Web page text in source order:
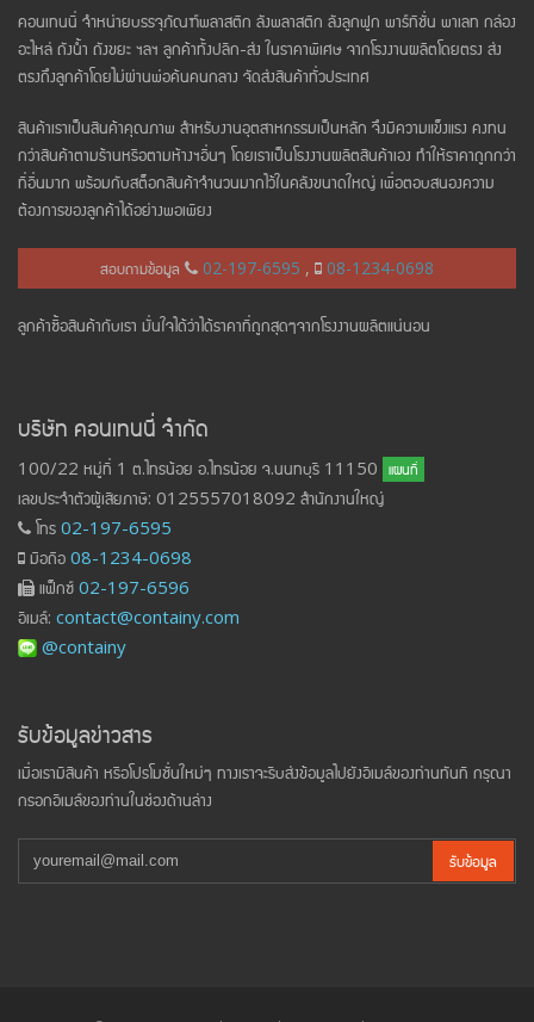
คอนเทนนี่ จำหน่ายบรรจุภัณฑ์พลาสติก ลังพลาสติก ลังลูกฟูก พาร์ทิชั่น พาเลท กล่อง
อะไหล่ ถังน้ำ ถังขยะ ฯลฯ ลูกค้าทั้งปลีก-ส่ง ในราคาพิเศษ จากโรงงานผลิตโดยตรง ส่ง
ตรงถึงลูกค้าโดยไม่ผ่านพ่อค้นคนกลาง จัดส่งสินค้าทั่วประเทศ
สินค้าเราเป็นสินค้าคุณภาพ สำหรับงานอุตสาหกรรมเป็นหลัก จึงมีความแข็งแรง คงทน
กว่าสินค้าตามร้านหรือตามห้างฯอื่นๆ โดยเราเป็นโรงงานผลิตสินค้าเอง ทำให้ราคาถูกกว่า
ที่อื่นมาก พร้อมกับสต็อกสินค้าจำนวนมากไว้ในคลังขนาดใหญ่ เพื่อตอบสนองความ
ต้องการของลูกค้าได้อย่างพอเพียง
สอบถามข้อมูล 02-197-6595 , 08-1234-0698
ลูกค้าซื้อสินค้ากับเรา มั่นใจได้ว่าได้ราคาที่ถูกสุดๆจากโรงงานผลิตแน่นอน
บริษัท คอนเทนนี่ จำกัด
100/22 หมู่ที่ 1 ต.ไทรน้อย อ.ไทรน้อย จ.นนทบุรี 11150 แผนที่
เลขประจำตัวผู้เสียภาษี: 0125557018092 สำนักงานใหญ่
โทร 02-197-6595
มือถือ 08-1234-0698
แฟ็กซ์ 02-197-6596
อีเมล์: contact@containy.com
@containy
รับข้อมูลข่าวสาร
เมื่อเรามีสินค้า หรือโปรโมชั่นใหม่ๆ ทางเราจะรีบส่งข้อมูลไปยังอีเมล์ของท่านทันที กรุณา
กรอกอีเมล์ของท่านในช่องด้านล่าง
รับข้อมูล